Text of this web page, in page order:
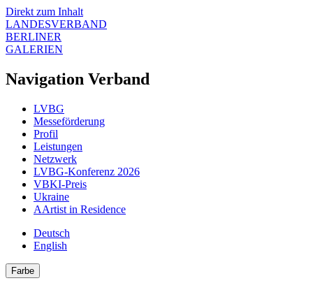
Direkt zum Inhalt
LANDESVERBAND
BERLINER
GALERIEN
Navigation Verband
LVBG
Messeförderung
Profil
Leistungen
Netzwerk
LVBG-Konferenz 2026
VBKI-Preis
Ukraine
AArtist in Residence
Deutsch
English
Farbe